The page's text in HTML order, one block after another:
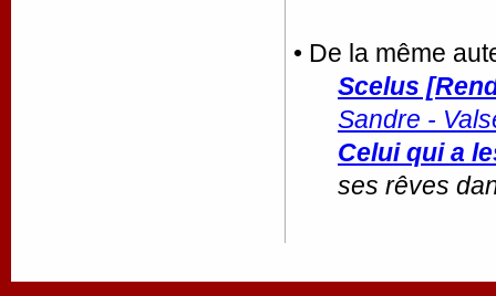
• De la même
Scelus
Sandre -
Celui qui a
ses rêves